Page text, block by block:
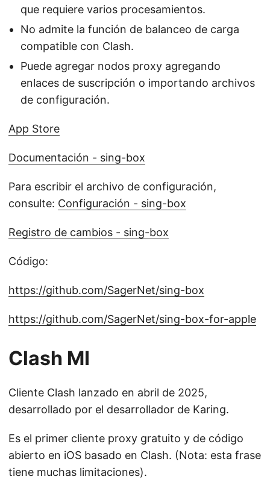
que requiere varios procesamientos.
No admite la función de balanceo de carga
compatible con Clash.
Puede agregar nodos proxy agregando
enlaces de suscripción o importando archivos
de configuración.
App Store
Documentación - sing-box
Para escribir el archivo de configuración,
consulte: Configuración - sing-box
Registro de cambios - sing-box
Código:
https://github.com/SagerNet/sing-box
https://github.com/SagerNet/sing-box-for-apple
Clash MI
Cliente Clash lanzado en abril de 2025,
desarrollado por el desarrollador de Karing.
Es el primer cliente proxy gratuito y de código
abierto en iOS basado en Clash. (Nota: esta frase
tiene muchas limitaciones).